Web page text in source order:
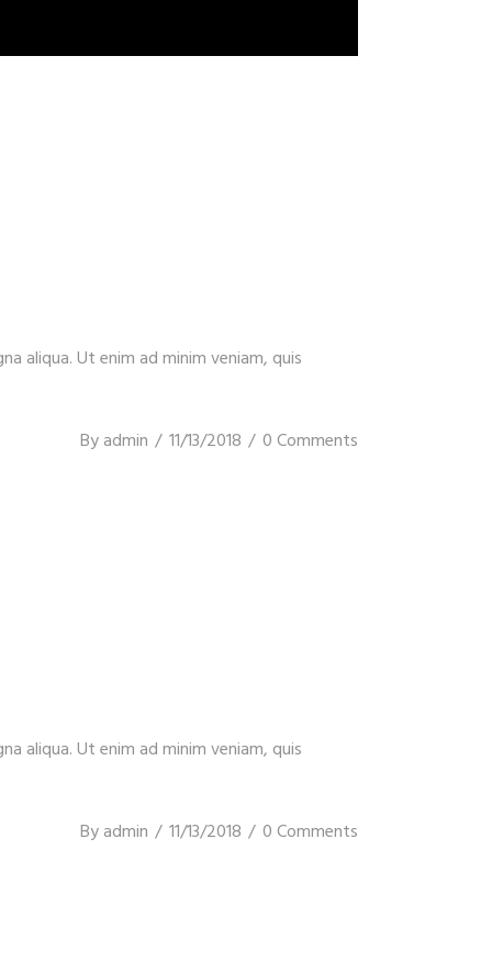
aliqua. Ut enim ad minim veniam, quis
Byadmin 11/13/2018 0 Comments
aliqua. Ut enim ad minim veniam, quis
Byadmin 11/13/2018 0 Comments